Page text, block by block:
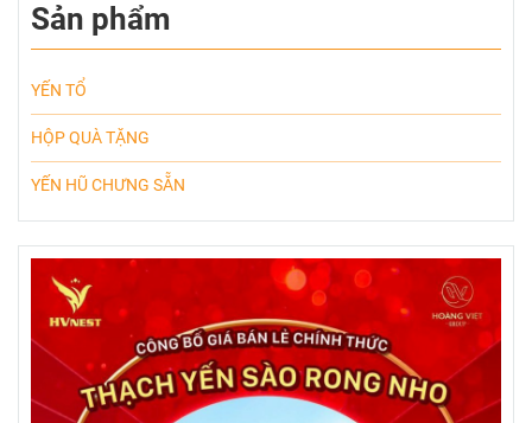
Sản phẩm
YẾN TỔ
HỘP QUÀ TẶNG
YẾN HŨ CHƯNG SẴN